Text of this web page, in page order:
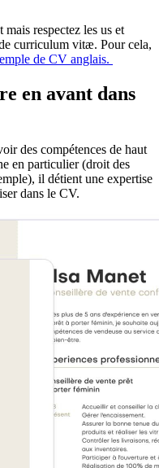
respectez les us et
curriculum vitæ. Pour cela,
de CV anglais.
en avant dans
des compétences de haut
en particulier (droit des
il détient une expertise
dans le CV.